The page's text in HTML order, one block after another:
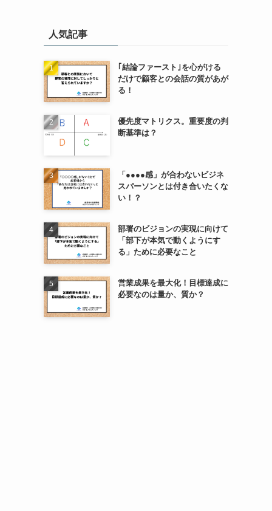
人気記事
｢結論ファースト｣を心がける
だけで顧客との会話の質があが
る！
優先度マトリクス。重要度の判
断基準は？
「●●●●感」が合わないビジネ
スパーソンとは付き合いたくな
い！？
部署のビジョンの実現に向けて
「部下が本気で動くようにす
る」ために必要なこと
営業成果を最大化！目標達成に
必要なのは量か、質か？